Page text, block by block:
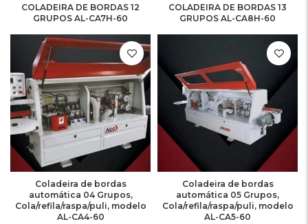
COLADEIRA DE BORDAS 12
GRUPOS AL-CA7H-60
COLADEIRA DE BORDAS 13
GRUPOS AL-CA8H-60
Coladeira de bordas
automática 04 Grupos,
Cola/refila/raspa/puli, modelo
AL-CA4-60
Coladeira de bordas
automática 05 Grupos,
Cola/refila/raspa/puli, modelo
AL-CA5-60